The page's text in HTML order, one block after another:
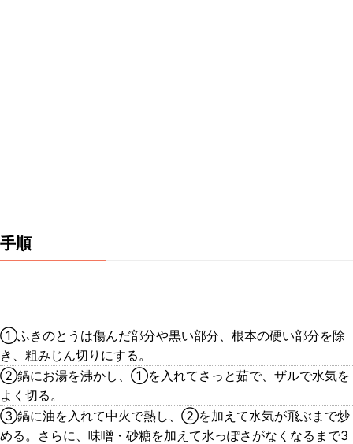
手順
①ふきのとうは傷んだ部分や黒い部分、根本の硬い部分を除
き、粗みじん切りにする。
②鍋にお湯を沸かし、①を入れてさっと茹で、ザルで水気を
よく切る。
③鍋に油を入れて中火で熱し、②を加えて水気が飛ぶまで炒
める。さらに、味噌・砂糖を加えて水っぽさがなくなるまで3